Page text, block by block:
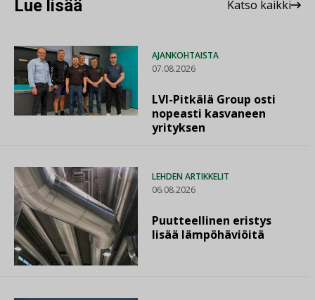
Lue lisää Katso kaikki
AJANKOHTAISTA
07.08.2026
LVI-Pitkälä Group osti
nopeasti kasvaneen
yrityksen
LEHDEN ARTIKKELIT
06.08.2026
Puutteellinen eristys
lisää lämpöhäviöitä